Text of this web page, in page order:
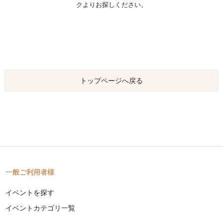
クよりお探しください。
トップページへ戻る
一般ご利用者様
イベントを探す
イベントカテゴリ一覧